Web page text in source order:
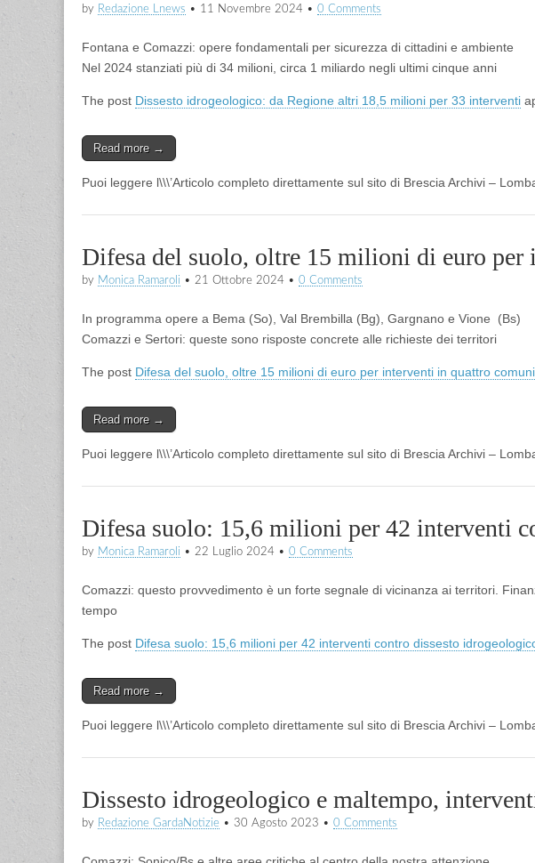
by Redazione Lnews • 11 Novembre 2024 • 0 Comments
Fontana e Comazzi: opere fondamentali per sicurezza di cittadini e ambiente
Nel 2024 stanziati più di 34 milioni, circa 1 miliardo negli ultimi cinque anni
The post Dissesto idrogeologico: da Regione altri 18,5 milioni per 33 interventi
Read more →
Puoi leggere l\\\’Articolo completo direttamente sul sito di Brescia Archivi –
Difesa del suolo, oltre 15 milioni di euro per
by Monica Ramaroli • 21 Ottobre 2024 • 0 Comments
In programma opere a Bema (So), Val Brembilla (Bg), Gargnano e Vione (Bs)
Comazzi e Sertori: queste sono risposte concrete alle richieste dei territori
The post Difesa del suolo, oltre 15 milioni di euro per interventi in quattro comuni
Read more →
Puoi leggere l\\\’Articolo completo direttamente sul sito di Brescia Archivi –
Difesa suolo: 15,6 milioni per 42 interventi
by Monica Ramaroli • 22 Luglio 2024 • 0 Comments
Comazzi: questo provvedimento è un forte segnale di vicinanza ai territori.
tempo
The post Difesa suolo: 15,6 milioni per 42 interventi contro dissesto
Read more →
Puoi leggere l\\\’Articolo completo direttamente sul sito di Brescia Archivi –
Dissesto idrogeologico e maltempo,
by Redazione GardaNotizie • 30 Agosto 2023 • 0 Comments